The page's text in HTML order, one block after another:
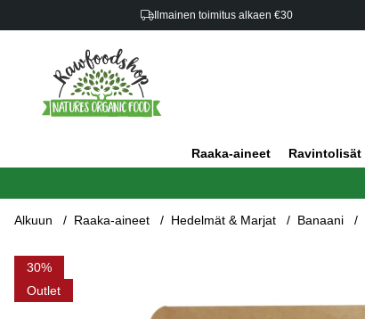
Ilmainen toimitus alkaen €30
Raaka-aineet Ravintolisät
Alkuun Raaka-aineet Hedelmät & Marjat Banaani
30
Outlet
Tuotekuvat Banaanijauho LUOMU 500g